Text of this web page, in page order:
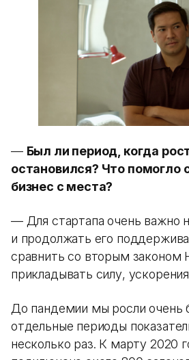
— Был ли период, когда
остановился? Что помогло
бизнес с места?
— Для стартапа очень важно
и продолжать его
сравнить со вторым законом
прикладывать силу,
До пандемии мы росли очень
отдельные периоды
несколько раз. К марту 2020